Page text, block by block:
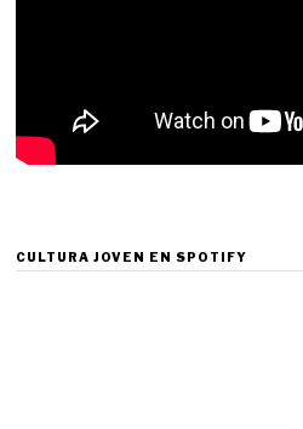
CULTURA JOVEN EN SPOTIFY